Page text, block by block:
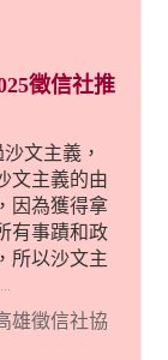
徵信社推
文主義，
文主義的由
因為獲得拿
有事蹟和政
所以沙文主
有沙文主
民族有超強
，所以沙
雄徵信社協